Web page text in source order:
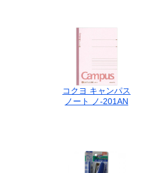
コクヨ キャンパス
ノート ノ-201AN